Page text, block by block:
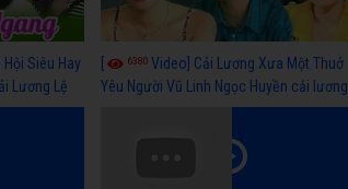
Siêu Hay
Lương Lệ
6380 Video] Cải Lương Xưa Một Thuở
Yêu Người Vũ Linh Ngọc Huyền cải lương